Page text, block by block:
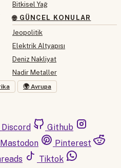
Bitkisel Yağ
🌐 GÜNCEL KONULAR
Jeopolitik
Elektrik Altyapısı
Deniz Nakliyat
Nadir Metaller
🌍 Avrupa
Discord
Github
Mastodon
Pinterest
Tiktok